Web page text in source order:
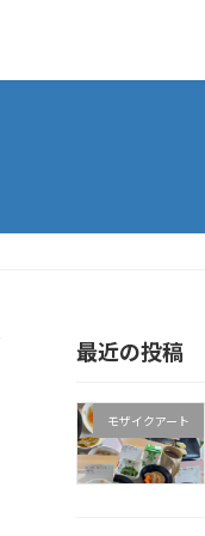
最近の投稿
モザイクアート